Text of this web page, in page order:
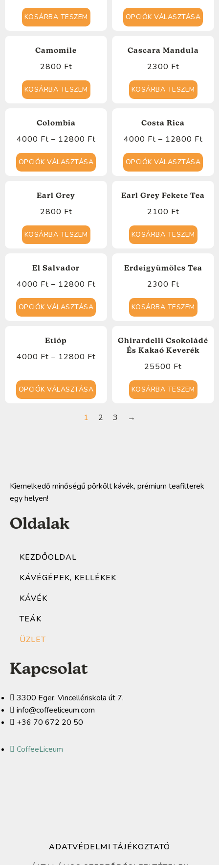
KOSÁRBA TESZEM OPCIÓK VÁLASZTÁSA
Camomile
2800 Ft
KOSÁRBA TESZEM
Cascara Mandula
2300 Ft
KOSÁRBA TESZEM
Colombia
4000 Ft – 12800 Ft
OPCIÓK VÁLASZTÁSA
Costa Rica
4000 Ft – 12800 Ft
OPCIÓK VÁLASZTÁSA
Earl Grey
2800 Ft
KOSÁRBA TESZEM
Earl Grey Fekete Tea
2100 Ft
KOSÁRBA TESZEM
El Salvador
4000 Ft – 12800 Ft
OPCIÓK VÁLASZTÁSA
Erdeigyümölcs Tea
2300 Ft
KOSÁRBA TESZEM
Etióp
4000 Ft – 12800 Ft
OPCIÓK VÁLASZTÁSA
Ghirardelli Csokoládé
És Kakaó Keverék
25500 Ft
KOSÁRBA TESZEM
1 2 3 →
Kiemelkedő minőségű pörkölt kávék, prémium teafilterek
egy helyen!
Oldalak
KEZDŐOLDAL
KÁVÉGÉPEK, KELLÉKEK
KÁVÉK
TEÁK
ÜZLET
Kapcsolat
3300 Eger, Vincellériskola út 7.
info@coffeeliceum.com
+36 70 672 20 50
CoffeeLiceum
ADATVÉDELMI TÁJÉKOZTATÓ